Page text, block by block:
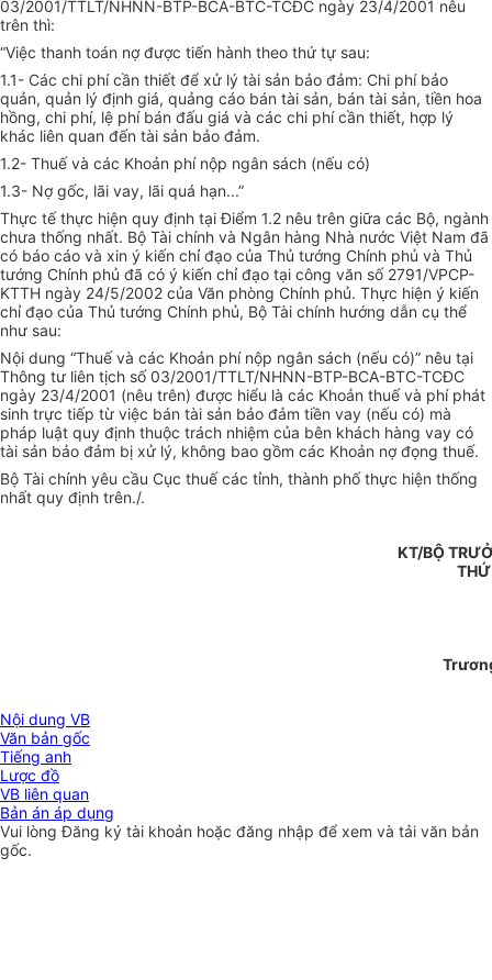
03/2001/TTLT/NHNN-BTP-BCA-BTC-TCĐC ngày 23/4/2001 nêu
trên thì:
“Việc thanh toán nợ được tiến hành theo thứ tự sau:
1.1- Các chi phí cần thiết để xử lý tài sản bảo đảm: Chi phí bảo
quản, quản lý định giá, quảng cáo bán tài sản, bán tài sản, tiền hoa
hồng, chi phí, lệ phí bán đấu giá và các chi phí cần thiết, hợp lý
khác liên quan đến tài sản bảo đảm.
1.2- Thuế và các Khoản phí nộp ngân sách (nếu có)
1.3- Nợ gốc, lãi vay, lãi quá hạn...”
Thực tế thực hiện quy định tại Điểm 1.2 nêu trên giữa các Bộ, ngành
chưa thống nhất. Bộ Tài chính và Ngân hàng Nhà nước Việt Nam đã
có báo cáo và xin ý kiến chỉ đạo của Thủ tướng Chính phủ và Thủ
tướng Chính phủ đã có ý kiến chỉ đạo tại công văn số 2791/VPCP-
KTTH ngày 24/5/2002 của Văn phòng Chính phủ. Thực hiện ý kiến
chỉ đạo của Thủ tướng Chính phủ, Bộ Tài chính hướng dẫn cụ thể
như sau:
Nội dung “Thuế và các Khoản phí nộp ngân sách (nếu có)” nêu tại
Thông tư liên tịch số 03/2001/TTLT/NHNN-BTP-BCA-BTC-TCĐC
ngày 23/4/2001 (nêu trên) được hiểu là các Khoản thuế và phí phát
sinh trực tiếp từ việc bán tài sản bảo đảm tiền vay (nếu có) mà
pháp luật quy định thuộc trách nhiệm của bên khách hàng vay có
tài sản bảo đảm bị xử lý, không bao gồm các Khoản nợ đọng thuế.
Bộ Tài chính yêu cầu Cục thuế các tỉnh, thành phố thực hiện thống
nhất quy định trên./.
KT/BỘ
Nội dung VB
Văn bản gốc
Tiếng anh
Lược đồ
VB liên quan
Bản án áp dụng
Vui lòngĐăng ký tài khoản hoặc đăng nhập để xem và tải văn bản
gốc.